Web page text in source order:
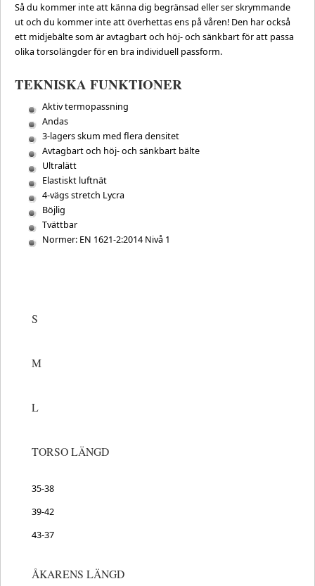
Så du kommer inte att känna dig begränsad eller ser skrymmande
ut och du kommer inte att överhettas ens på våren! Den har också
ett midjebälte som är avtagbart och höj- och sänkbart för att passa
olika torsolängder för en bra individuell passform.
TEKNISKA FUNKTIONER
Aktiv termopassning
Andas
3-lagers skum med flera densitet
Avtagbart och höj- och sänkbart bälte
Ultralätt
Elastiskt luftnät
4-vägs stretch Lycra
Böjlig
Tvättbar
Normer: EN 1621-2:2014 Nivå 1
S
M
L
TORSO LÄNGD
35-38
39-42
43-37
ÅKARENS LÄNGD